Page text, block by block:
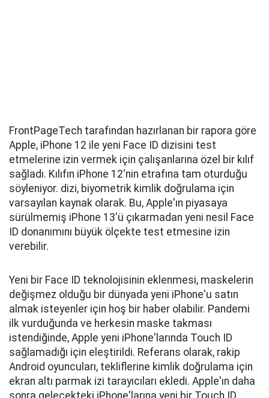
FrontPageTech tarafından hazırlanan bir rapora göre
Apple, iPhone 12 ile yeni Face ID dizisini test
etmelerine izin vermek için çalışanlarına özel bir kılıf
sağladı. Kılıfın iPhone 12'nin etrafına tam oturduğu
söyleniyor. dizi, biyometrik kimlik doğrulama için
varsayılan kaynak olarak. Bu, Apple'ın piyasaya
sürülmemiş iPhone 13'ü çıkarmadan yeni nesil Face
ID donanımını büyük ölçekte test etmesine izin
verebilir.
Yeni bir Face ID teknolojisinin eklenmesi, maskelerin
değişmez olduğu bir dünyada yeni iPhone'u satın
almak isteyenler için hoş bir haber olabilir. Pandemi
ilk vurduğunda ve herkesin maske takması
istendiğinde, Apple yeni iPhone'larında Touch ID
sağlamadığı için eleştirildi. Referans olarak, rakip
Android oyuncuları, tekliflerine kimlik doğrulama için
ekran altı parmak izi tarayıcıları ekledi. Apple'ın daha